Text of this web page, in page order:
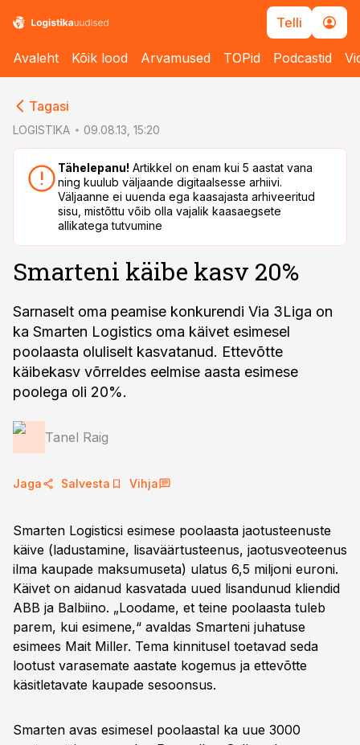
Telli
Avaleht Kõik lood Arvamused TOPid Podcastid
Tagasi
LOGISTIKA 09.08.13, 15:20
Tähelepanu! Artikkel on enam kui 5 aastat vana
ning kuulub väljaande digitaalsesse arhiivi.
Väljaanne ei uuenda ega kaasajasta arhiveeritud
sisu, mistõttu võib olla vajalik kaasaegsete
allikatega tutvumine
Smarteni käibe kasv 20%
Sarnaselt oma peamise konkurendi Via 3Liga on
ka Smarten Logistics oma käivet esimesel
poolaasta oluliselt kasvatanud. Ettevõtte
käibekasv võrreldes eelmise aasta esimese
poolega oli 20%.
Tanel Raig
Jaga Salvesta Vihja
Smarten Logisticsi esimese poolaasta jaotusteenuste
käive (ladustamine, lisaväärtusteenus, jaotusveoteenus
ilma kaupade maksumuseta) ulatus 6,5 miljoni euroni.
Käivet on aidanud kasvatada uued lisandunud kliendid
ABB ja Balbiino. „Loodame, et teine poolaasta tuleb
parem, kui esimene,“ avaldas Smarteni juhatuse
esimees Mait Miller. Tema kinnitusel toetavad seda
lootust varasemate aastate kogemus ja ettevõtte
käsitletavate kaupade sesoonsus.
Smarten avas esimesel poolaastal ka uue 3000